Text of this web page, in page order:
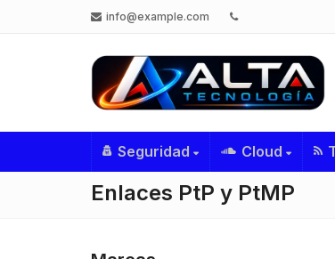
info@example.com
Seguridad Cloud
Enlaces PtP y PtMP